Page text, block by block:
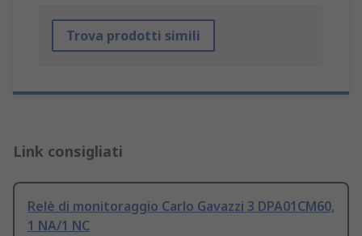
Trova prodotti simili
Link consigliati
Relè di monitoraggio Carlo Gavazzi 3 DPA01CM60,
1 NA/1 NC